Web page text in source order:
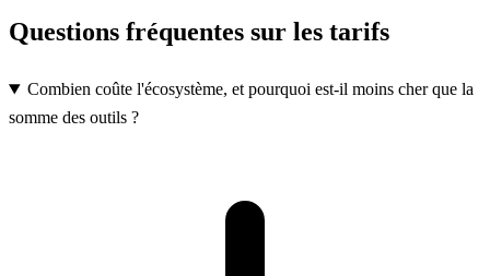
Questions fréquentes sur les tarifs
Combien coûte l'écosystème, et pourquoi est-il moins cher que la
somme des outils ?